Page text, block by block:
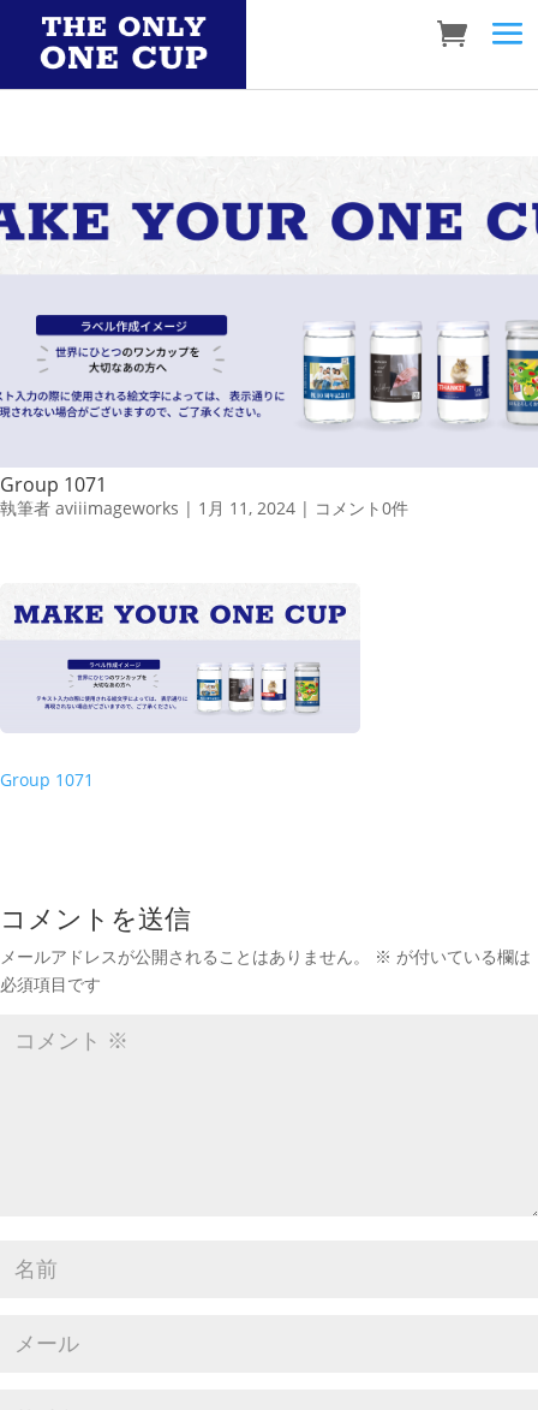
Group 1071
執筆者 aviiimageworks | 1月 11, 2024 | コメント0件
Group 1071
コメントを送信
メールアドレスが公開されることはありません。 ※ が付いている欄は
必須項目です